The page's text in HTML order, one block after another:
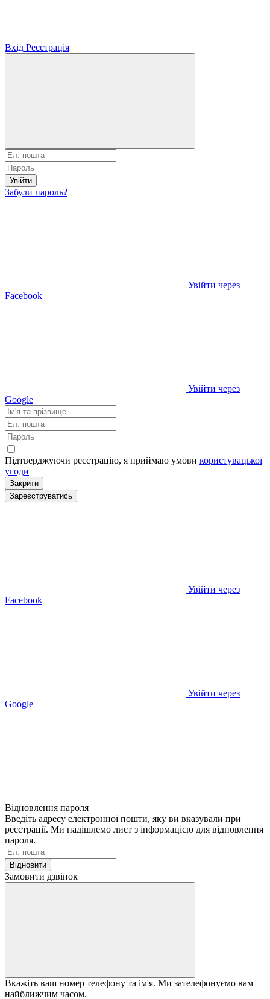
Вхід Реєстрація
Увійти
Забули пароль?
Увійти через
Facebook
Увійти через
Google
Підтверджуючи реєстрацію, я приймаю умови користувацької
угоди
Закрити
Зареєструватись
Увійти через
Facebook
Увійти через
Google
Відновлення пароля
Введіть адресу електронної пошти, яку ви вказували при
реєстрації. Ми надішлемо лист з інформацією для відновлення
пароля.
Відновити
Замовити дзвінок
Вкажіть ваш номер телефону та ім'я. Ми зателефонуємо вам
найближчим часом.